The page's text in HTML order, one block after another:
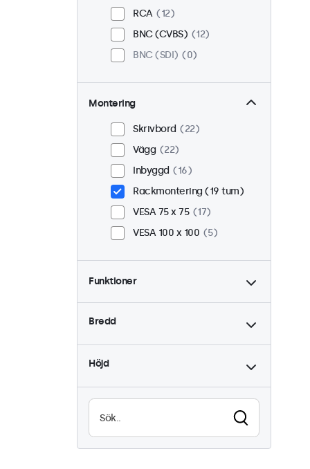
RCA
12
BNC (CVBS)
12
BNC (SDI)
0
Montering
Skrivbord
22
Vägg
22
Inbyggd
16
Rackmontering (19 tum)
VESA 75 x 75
17
VESA 100 x 100
5
Funktioner
4:3 / 5:4
8
Dimning
22
Vattentät (IP65)
10
Vandalsäker
11
Bredd
Höjd